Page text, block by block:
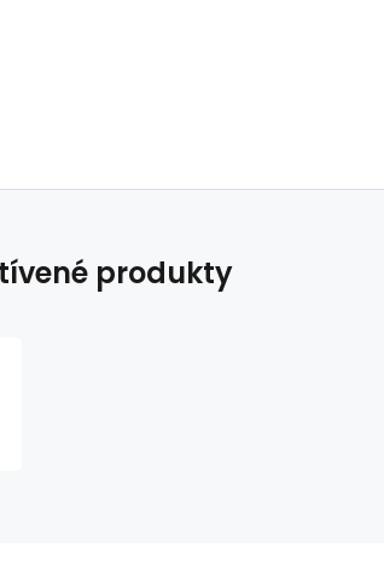
produkty